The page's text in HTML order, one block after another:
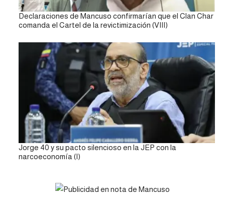
Declaraciones de Mancuso confirmarían que el Clan Char
comanda el Cartel de la revictimización (VIII)
Jorge 40 y su pacto silencioso en la JEP con la
narcoeconomía (I)